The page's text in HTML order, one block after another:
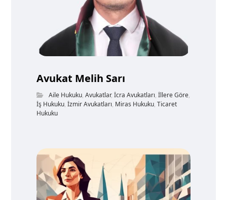
Avukat Melih Sarı
Aile Hukuku,Avukatlar,İcra Avukatları,İllere Göre,
İş Hukuku,İzmir Avukatları, Miras Hukuku,Ticaret
Hukuku